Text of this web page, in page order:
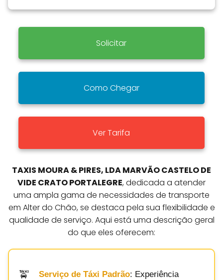
Solicitar
Como Chegar
Ver Tarifa
TAXIS MOURA & PIRES, LDA MARVÃO CASTELO DE
VIDE CRATO PORTALEGRE, dedicada a atender
uma ampla gama de necessidades de transporte
em Alter do Chão, se destaca pela sua flexibilidade e
qualidade de serviço. Aqui está uma descrição geral
do que eles oferecem:
Serviço de Táxi Padrão: Experiência